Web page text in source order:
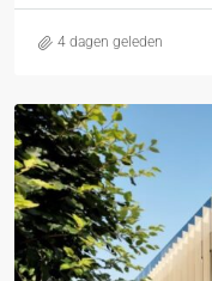
4 dagen geleden